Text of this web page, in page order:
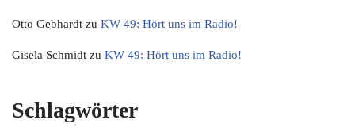
Otto Gebhardt zu KW 49: Hört uns im Radio!
Gisela Schmidt zu KW 49: Hört uns im Radio!
Schlagwörter